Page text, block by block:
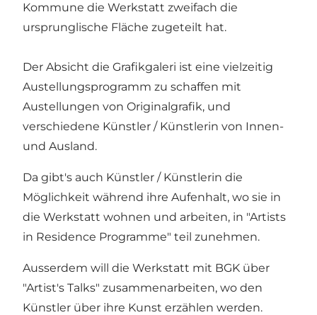
Kommune die Werkstatt zweifach die
ursprunglische Fläche zugeteilt hat.
Der Absicht die Grafikgaleri ist eine vielzeitig
Austellungsprogramm zu schaffen mit
Austellungen von Originalgrafik, und
verschiedene Künstler / Künstlerin von Innen-
und Ausland.
Da gibt's auch Künstler / Künstlerin die
Möglichkeit während ihre Aufenhalt, wo sie in
die Werkstatt wohnen und arbeiten, in "Artists
in Residence Programme" teil zunehmen.
Ausserdem will die Werkstatt mit BGK über
"Artist's Talks" zusammenarbeiten, wo den
Künstler über ihre Kunst erzählen werden.